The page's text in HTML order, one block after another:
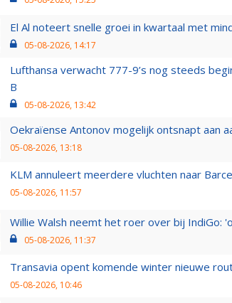
El Al noteert snelle groei in kwartaal met
05-08-2026, 14:17
Lufthansa verwacht 777-9’s nog steeds
B
05-08-2026, 13:42
Oekraïense Antonov mogelijk ontsnapt aan
05-08-2026, 13:18
KLM annuleert meerdere vluchten naar
05-08-2026, 11:57
Willie Walsh neemt het roer over bij IndiGo:
05-08-2026, 11:37
Transavia opent komende winter nieuwe
05-08-2026, 10:46